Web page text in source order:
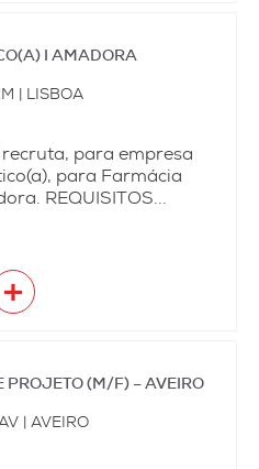
I AMADORA
| LISBOA
para empresa
para Farmácia
REQUISITOS...
+
PROJETO (M/F) – AVEIRO
| AVEIRO